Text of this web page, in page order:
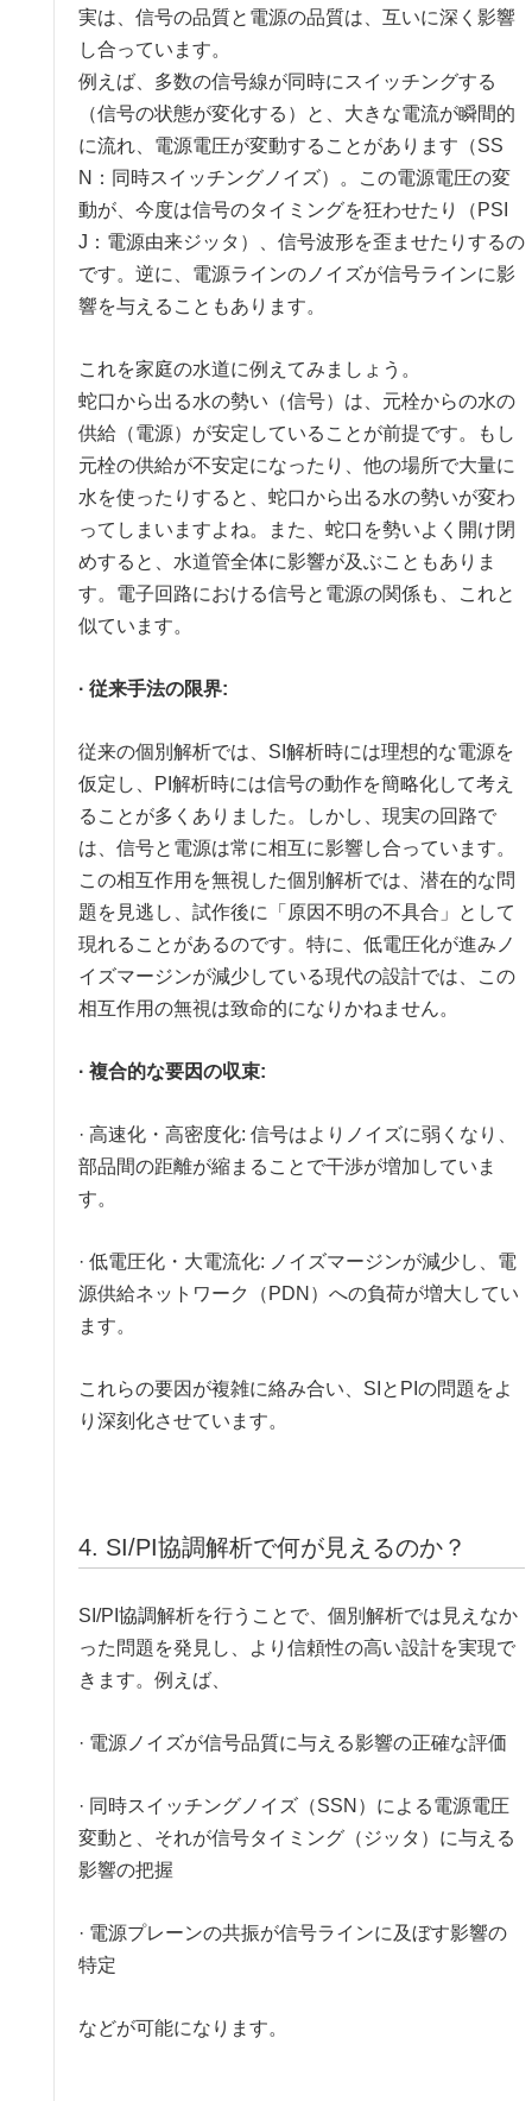
実は、信号の品質と電源の品質は、互いに深く影響
し合っています。
例えば、多数の信号線が同時にスイッチングする
（信号の状態が変化する）と、大きな電流が瞬間的
に流れ、電源電圧が変動することがあります（SS
N：同時スイッチングノイズ）。この電源電圧の変
動が、今度は信号のタイミングを狂わせたり（PSI
J：電源由来ジッタ）、信号波形を歪ませたりするの
です。逆に、電源ラインのノイズが信号ラインに影
響を与えることもあります。
これを家庭の水道に例えてみましょう。
蛇口から出る水の勢い（信号）は、元栓からの水の
供給（電源）が安定していることが前提です。もし
元栓の供給が不安定になったり、他の場所で大量に
水を使ったりすると、蛇口から出る水の勢いが変わ
ってしまいますよね。また、蛇口を勢いよく開け閉
めすると、水道管全体に影響が及ぶこともありま
す。電子回路における信号と電源の関係も、これと
似ています。
· 従来手法の限界:
従来の個別解析では、SI解析時には理想的な電源を
仮定し、PI解析時には信号の動作を簡略化して考え
ることが多くありました。しかし、現実の回路で
は、信号と電源は常に相互に影響し合っています。
この相互作用を無視した個別解析では、潜在的な問
題を見逃し、試作後に「原因不明の不具合」として
現れることがあるのです。特に、低電圧化が進みノ
イズマージンが減少している現代の設計では、この
相互作用の無視は致命的になりかねません。
· 複合的な要因の収束:
· 高速化・高密度化: 信号はよりノイズに弱くなり、
部品間の距離が縮まることで干渉が増加していま
す。
· 低電圧化・大電流化: ノイズマージンが減少し、電
源供給ネットワーク（PDN）への負荷が増大してい
ます。
これらの要因が複雑に絡み合い、SIとPIの問題をよ
り深刻化させています。
4. SI/PI協調解析で何が見えるのか？
SI/PI協調解析を行うことで、個別解析では見えなか
った問題を発見し、より信頼性の高い設計を実現で
きます。例えば、
· 電源ノイズが信号品質に与える影響の正確な評価
· 同時スイッチングノイズ（SSN）による電源電圧
変動と、それが信号タイミング（ジッタ）に与える
影響の把握
· 電源プレーンの共振が信号ラインに及ぼす影響の
特定
などが可能になります。